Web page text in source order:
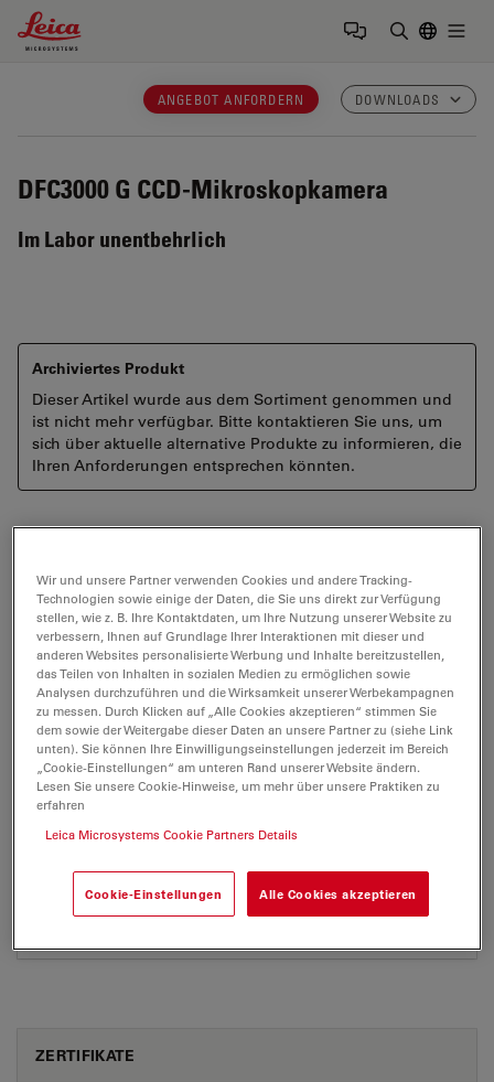
Leica Microsystems Logo
ANGEBOT ANFORDERN DOWNLOADS
DFC3000 G CCD-Mikroskopkamera
Im Labor unentbehrlich
Archiviertes Produkt
Dieser Artikel wurde aus dem Sortiment genommen und
ist nicht mehr verfügbar. Bitte kontaktieren Sie uns, um
sich über aktuelle alternative Produkte zu informieren, die
Ihren Anforderungen entsprechen könnten.
DFC3000 G
Brochure or flyer Zertifikate Versionshinweise
DFC3000 G
BROCHURE OR FLYER
Jul 27, 2026 PDF, 2 MB
DOWNLOAD
ZERTIFIKATE
Wir und unsere Partner verwenden Cookies und andere Tracking-
Technologien sowie einige der Daten, die Sie uns direkt zur Verfügung
stellen, wie z. B. Ihre Kontaktdaten, um Ihre Nutzung unserer Website zu
verbessern, Ihnen auf Grundlage Ihrer Interaktionen mit dieser und
anderen Websites personalisierte Werbung und Inhalte bereitzustellen,
das Teilen von Inhalten in sozialen Medien zu ermöglichen sowie
Analysen durchzuführen und die Wirksamkeit unserer Werbekampagnen
zu messen. Durch Klicken auf „Alle Cookies akzeptieren“ stimmen Sie
dem sowie der Weitergabe dieser Daten an unsere Partner zu (siehe Link
unten). Sie können Ihre Einwilligungseinstellungen jederzeit im Bereich
„Cookie-Einstellungen“ am unteren Rand unserer Website ändern.
Lesen Sie unsere Cookie-Hinweise, um mehr über unsere Praktiken zu
erfahren
Leica Microsystems Cookie Partners Details
Cookie-Einstellungen Alle Cookies akzeptieren